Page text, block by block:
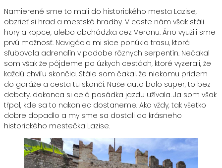
Namierené sme to mali do historického mesta Lazise,
obzrieť si hrad a mestské hradby. V ceste nám však stáli
hory a kopce, alebo obchádzka cez Veronu. Áno využili sme
prvú možnosť. Navigácia mi síce ponúkla trasu, ktorá
sľubovala adrenalín v podobe rôznych serpentín. Nečakal
som však že pôjdeme po úzkych cestách, ktoré vyzerali, že
každú chvíľu skončia. Stále som čakal, že niekomu prídem
do garáže a cesta tu skončí. Naše auto bolo super, to bez
debaty, dokonca si celá posádka jazdu užívala. Ja som však
tŕpol, kde sa to nakoniec dostaneme. Ako vždy, tak všetko
dobre dopadlo a my sme sa dostali do krásneho
historického mestečka Lazise.